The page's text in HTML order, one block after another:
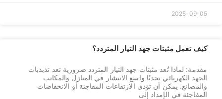
2025-09-05
كيف تعمل مثبتات جهد التيار المتردد؟
مقدمة: لماذا تُعد مثبتات جهد التيار المتردد ضرورية تعد تذبذبات
الجهد الكهربائي تحديًا واسع الانتشار في المنازل والمكاتب
والمصانع. يمكن أن تؤدي الارتفاعات المفاجئة أو الانخفاضات
المفاجئة في الإمداد إلى